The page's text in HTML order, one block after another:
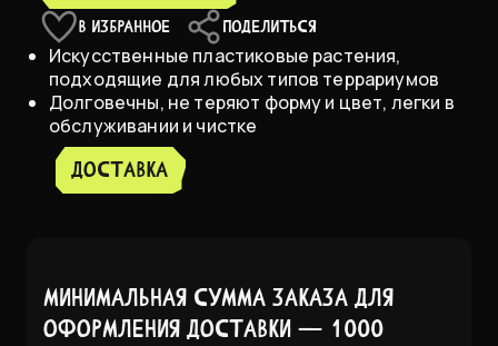
В ИЗБРАННОЕ ПОДЕЛИТЬСЯ
Искусственные пластиковые растения,
подходящие для любых типов террариумов
Долговечны, не теряют форму и цвет, легки в
обслуживании и чистке
доставка
Минимальная сумма заказа для
оформления доставки — 1000